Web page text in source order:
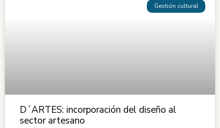
Gestión cultural
D´ARTES: incorporación del diseño al
sector artesano